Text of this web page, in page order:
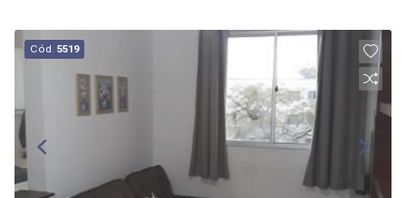
Cód.5519